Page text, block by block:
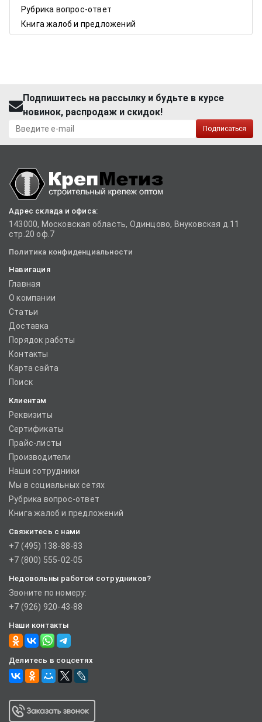
Рубрика вопрос-ответ
Книга жалоб и предложений
Подпишитесь на рассылку и будьте в курсе
новинок, распродаж и скидок!
Подписаться
Адрес склада и офиса:
143000, Московская область, Одинцово, Внуковская д.11
стр.20 оф.7
Политика конфиденциальности
Навигация
Главная
О компании
Статьи
Доставка
Порядок работы
Контакты
Карта сайта
Поиск
Клиентам
Реквизиты
Сертификаты
Прайс-листы
Производители
Наши сотрудники
Мы в социальных сетях
Рубрика вопрос-ответ
Книга жалоб и предложений
Свяжитесь с нами
+7 (495) 138-88-83
+7 (800) 555-02-05
Недовольны работой сотрудников?
Звоните по номеру:
+7 (926) 920-43-88
Наши контакты
Делитесь в соцсетях